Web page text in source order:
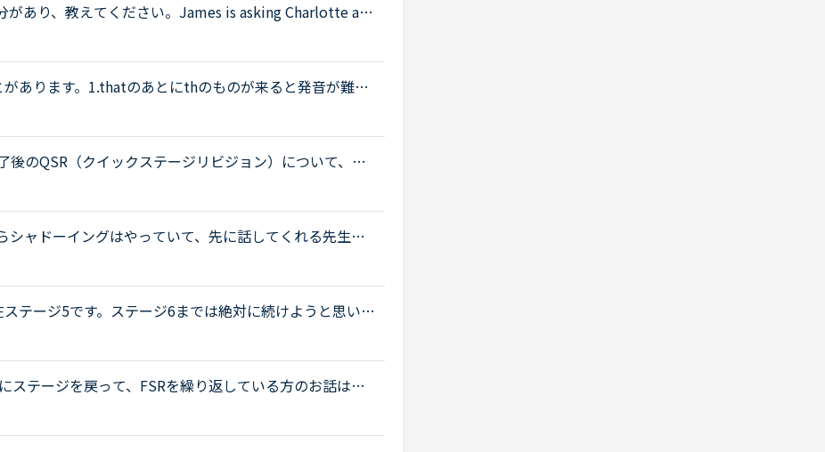
があり、教えてください。James is asking Charlotte ab
When was Gabriella's birthday?Charlotte It was last
あります。1.thatのあとにthのものが来ると発音が難し
しているのがよくわらなく、発音のコツを聞きたいで
後のQSR（クイックステージリビジョン）について、お
に来ていて、来週末ごろからFSRに入りそうです。ステ
...
シャドーイングはやっていて、先に話してくれる先生だ
て話すことは出来るのですが、本日カランであたった
テージ5です。ステージ6までは絶対に続けようと思い、
こちらで日常会話に必要なのはステージ6までと読んだ
ステージを戻って、FSRを繰り返している方のお話は、
。ですが、ステージ中盤６，７，８，あたりまで進ん